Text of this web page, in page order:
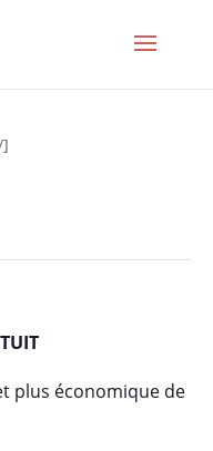
plus économique de